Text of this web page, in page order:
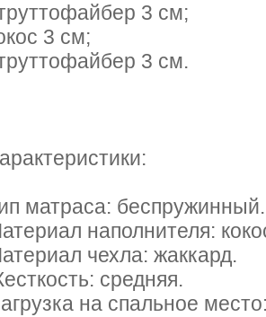
3 см;
3 см;
3 см.
матраса: беспружинный.
наполнителя:
чехла: жаккард.
средняя.
на спальное место: